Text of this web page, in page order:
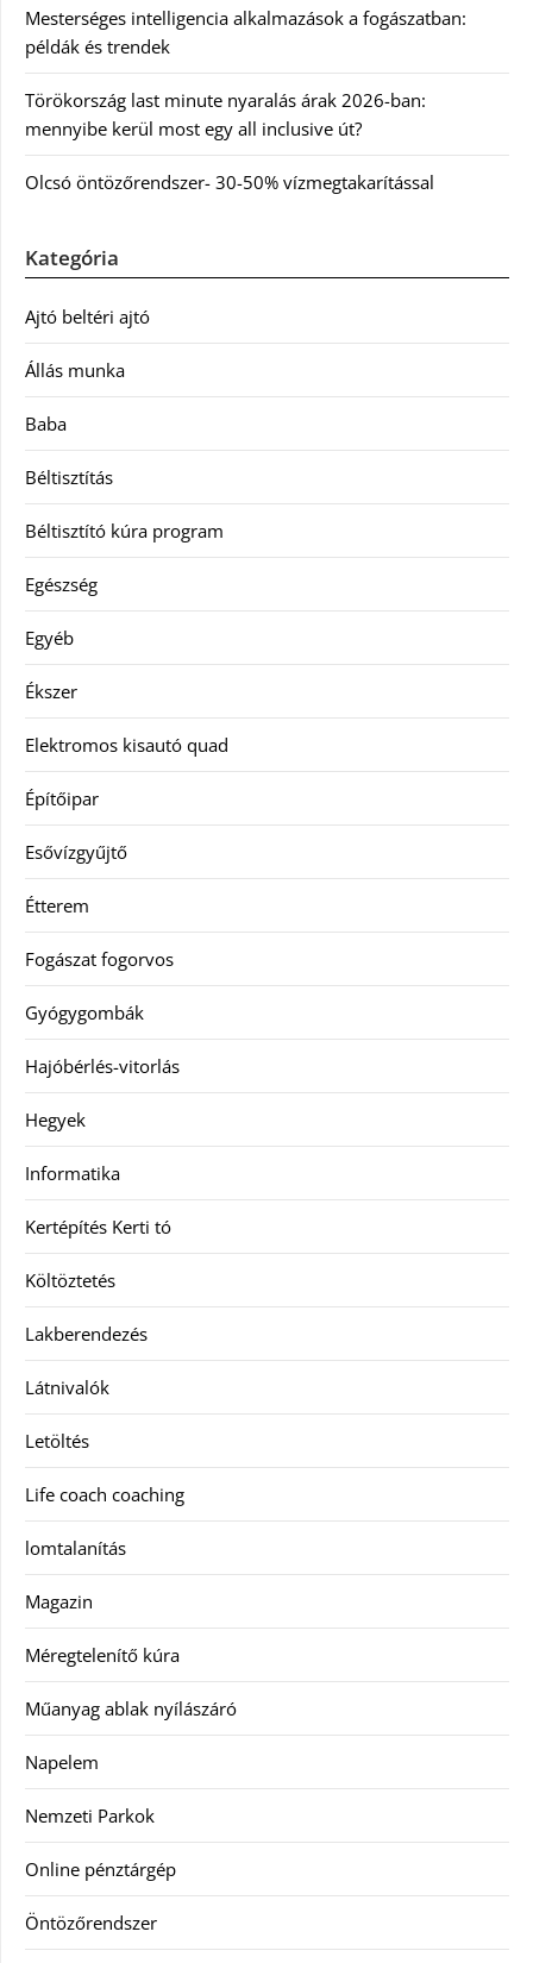
Mesterséges intelligencia alkalmazások a fogászatban:
példák és trendek
Törökország last minute nyaralás árak 2026-ban:
mennyibe kerül most egy all inclusive út?
Olcsó öntözőrendszer- 30-50% vízmegtakarítással
Kategória
Ajtó beltéri ajtó
Állás munka
Baba
Béltisztítás
Béltisztító kúra program
Egészség
Egyéb
Ékszer
Elektromos kisautó quad
Építőipar
Esővízgyűjtő
Étterem
Fogászat fogorvos
Gyógygombák
Hajóbérlés-vitorlás
Hegyek
Informatika
Kertépítés Kerti tó
Költöztetés
Lakberendezés
Látnivalók
Letöltés
Life coach coaching
lomtalanítás
Magazin
Méregtelenítő kúra
Műanyag ablak nyílászáró
Napelem
Nemzeti Parkok
Online pénztárgép
Öntözőrendszer